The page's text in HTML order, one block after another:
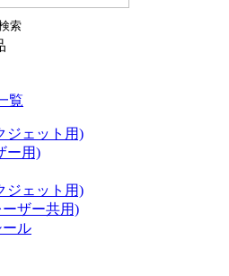
覧
ジェット用)
ー用)
ジェット用)
ーザー共用)
ル